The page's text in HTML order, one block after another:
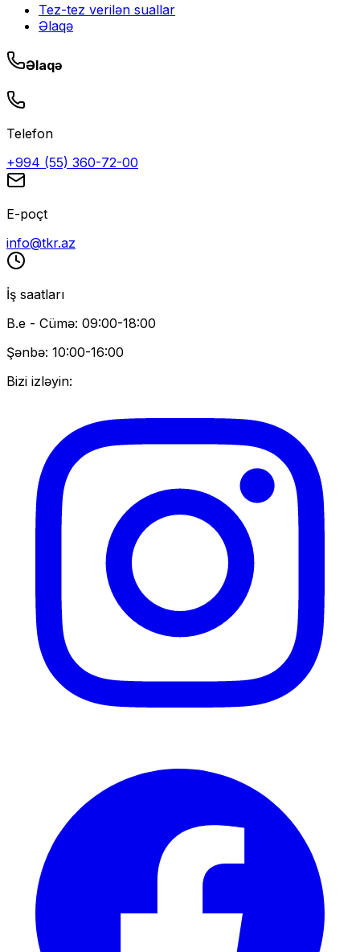
Tez-tez verilən suallar
Əlaqə
Əlaqə
Telefon
+994 (55) 360-72-00
E-poçt
info@tkr.az
İş saatları
B.e - Cümə: 09:00-18:00
Şənbə: 10:00-16:00
Bizi izləyin: